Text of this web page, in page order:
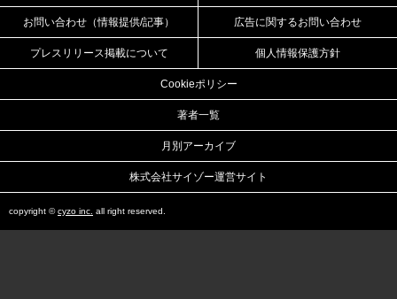
お問い合わせ（情報提供/記事） 広告に関するお問い合わせ
プレスリリース掲載について 個人情報保護方針
Cookieポリシー
著者一覧
月別アーカイブ
株式会社サイゾー運営サイト
copyright ©cyzo inc. all right reserved.